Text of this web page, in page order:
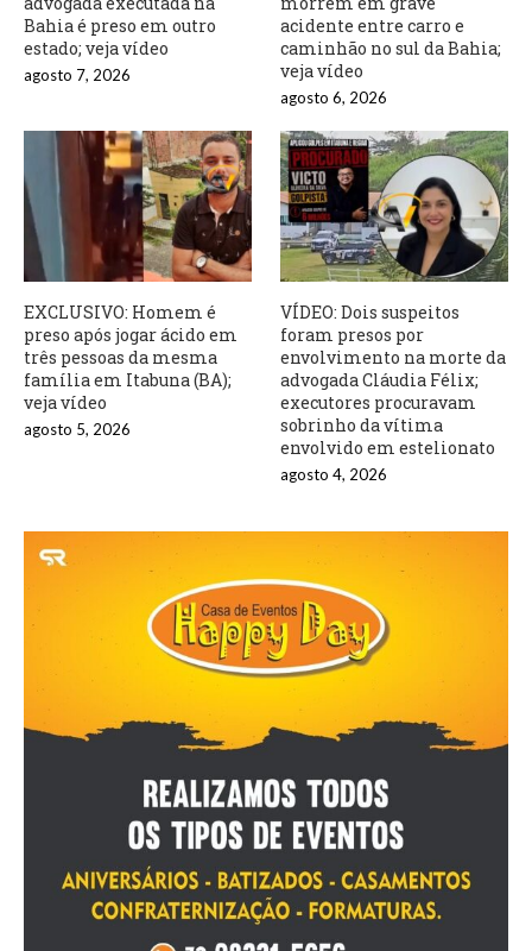
Bahia é preso em outro
estado; veja vídeo
agosto 7, 2026
acidente entre carro e
caminhão no sul da Bahia;
veja vídeo
agosto 6, 2026
EXCLUSIVO: Homem é
preso após jogar ácido em
três pessoas da mesma
família em Itabuna (BA);
veja vídeo
agosto 5, 2026
VÍDEO: Dois suspeitos
foram presos por
envolvimento na morte da
advogada Cláudia Félix;
executores procuravam
sobrinho da vítima
envolvido em estelionato
agosto 4, 2026